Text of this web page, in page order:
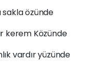
sakla özünde
kerem Közünde
vardır yüzünde